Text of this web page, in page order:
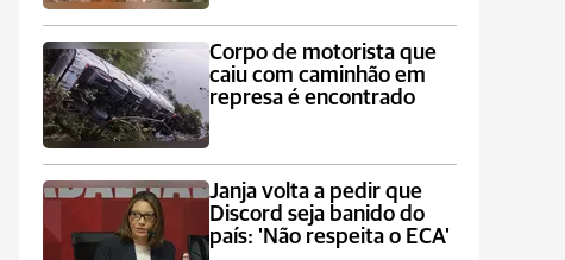
Corpo de motorista que
caiu com caminhão em
represa é encontrado
Janja volta a pedir que
Discord seja banido do
país: 'Não respeita o ECA'